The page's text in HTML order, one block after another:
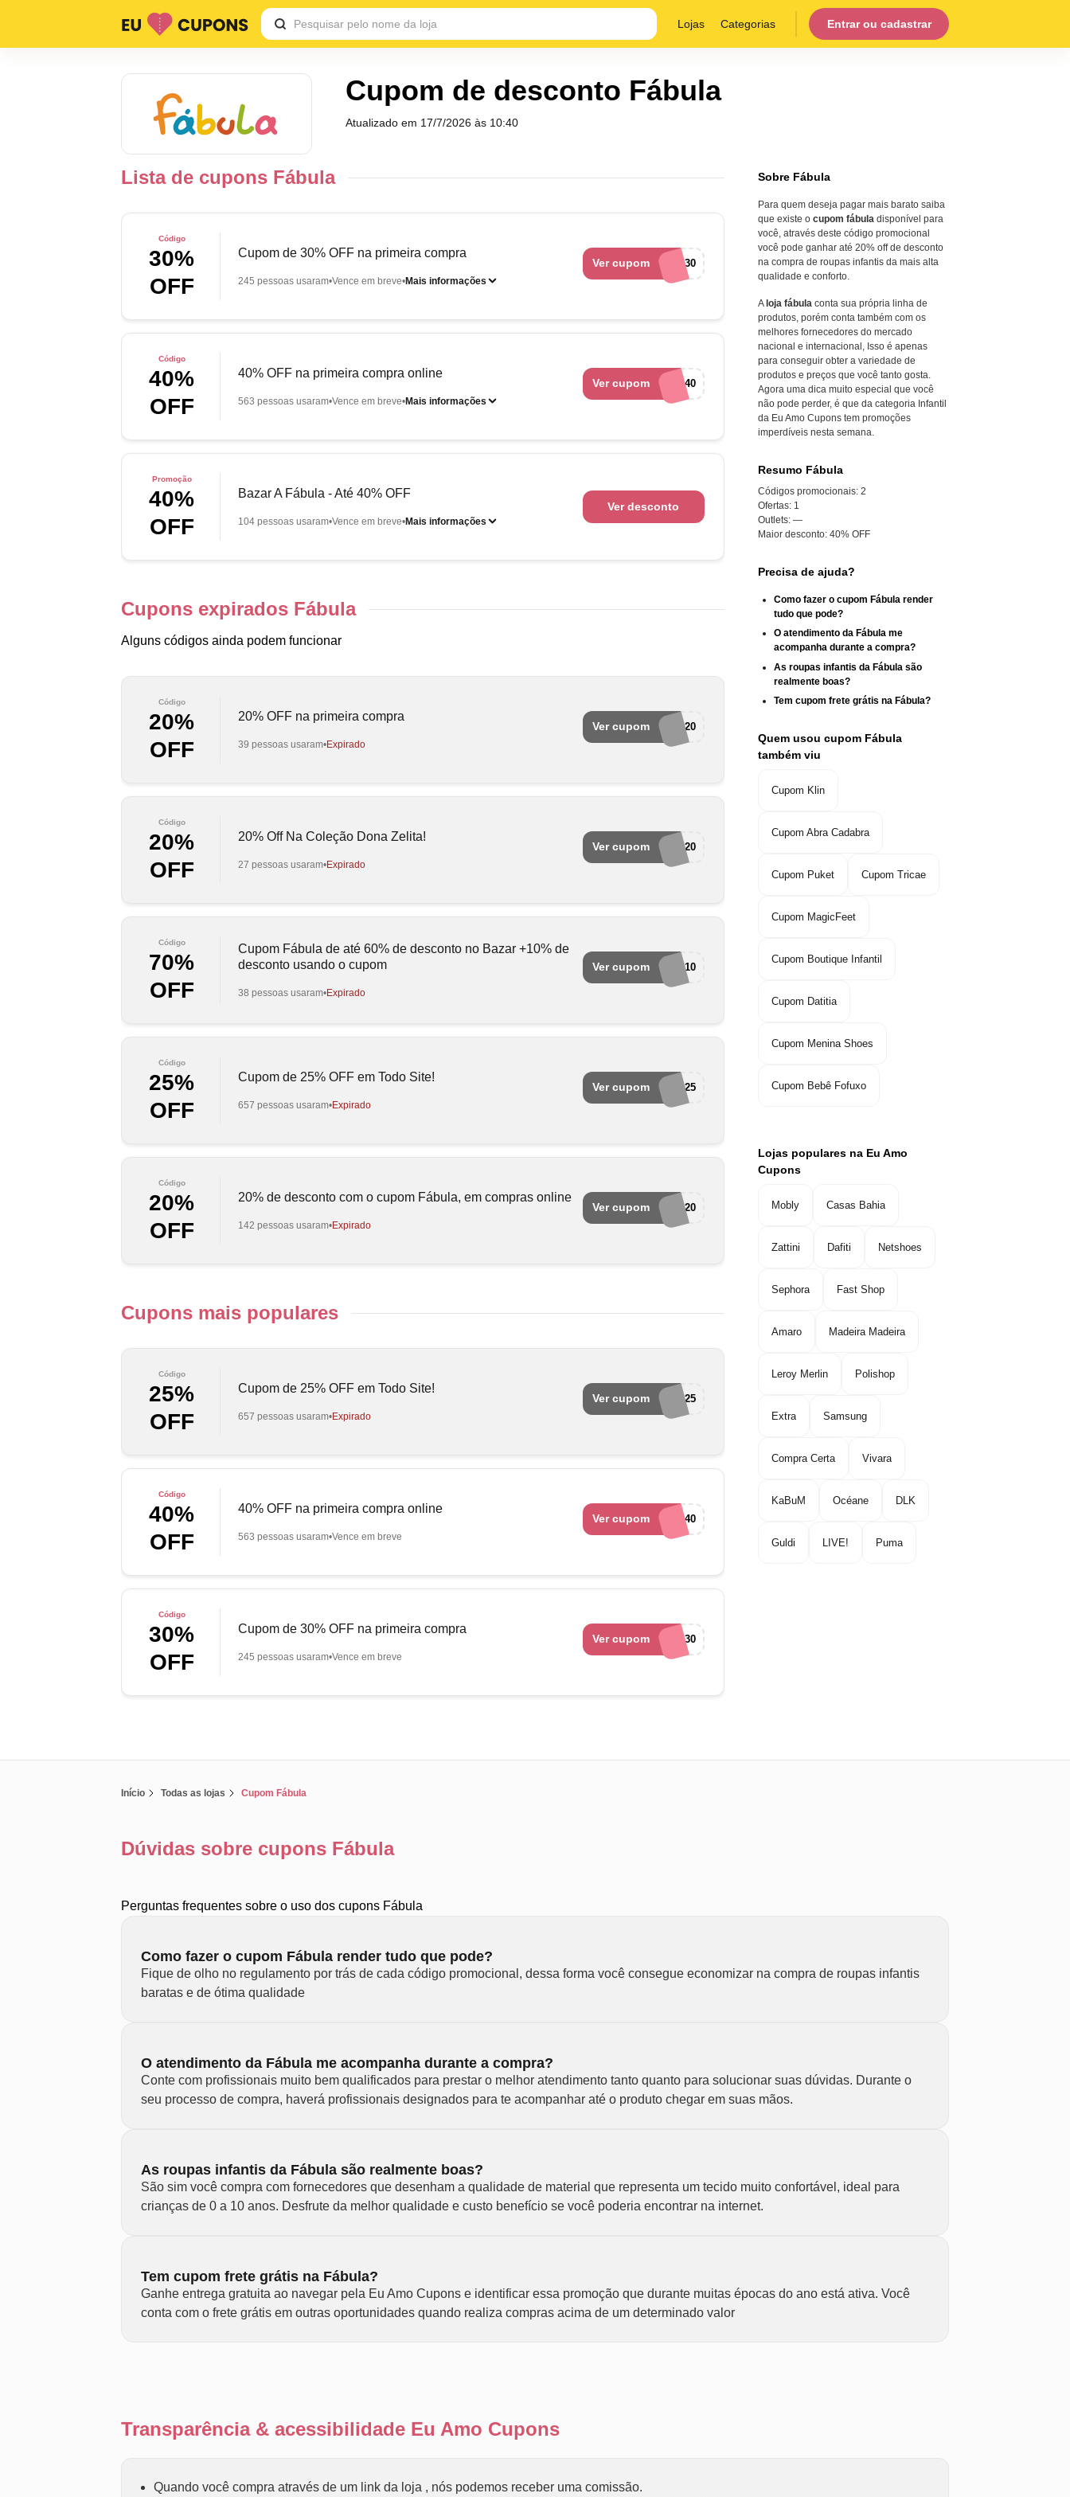
Lojas Categorias Entrar ou cadastrar
Cupom de desconto Fábula
Atualizado em 17/7/2026 às 10:40
Lista de cupons Fábula
Código
30%
OFF
Cupom de 30% OFF na primeira compra
245 pessoas usaram Vence em breve Mais informações
Ver cupom OLA30
Código
40%
OFF
40% OFF na primeira compra online
563 pessoas usaram Vence em breve Mais informações
Ver cupom ola40
Promoção
40%
OFF
Bazar A Fábula - Até 40% OFF
104 pessoas usaram Vence em breve Mais informações
Ver desconto
Cupons expirados Fábula
Alguns códigos ainda podem funcionar
Código
20%
OFF
20% OFF na primeira compra
39 pessoas usaram Expirado
Ver cupom OLA20
Código
20%
OFF
20% Off Na Coleção Dona Zelita!
27 pessoas usaram Expirado
Ver cupomQUERO20
Código
70%
OFF
Cupom Fábula de até 60% de desconto no Bazar +10% de
desconto usando o cupom
38 pessoas usaram Expirado
Ver cupom MAIS10
Código
25%
OFF
Cupom de 25% OFF em Todo Site!
657 pessoas usaram Expirado
Ver cupom OLA25
Código
20%
OFF
20% de desconto com o cupom Fábula, em compras online
142 pessoas usaram Expirado
Ver cupom OLA20
Cupons mais populares
Código
25%
OFF
Cupom de 25% OFF em Todo Site!
657 pessoas usaram Expirado
Ver cupom OLA25
Código
40%
OFF
40% OFF na primeira compra online
563 pessoas usaram Vence em breve
Ver cupom ola40
Código
30%
OFF
Cupom de 30% OFF na primeira compra
245 pessoas usaram Vence em breve
Ver cupom OLA30
Sobre Fábula
Para quem deseja pagar mais barato saiba
que existe o cupom fábula disponível para
você, através deste código promocional
você pode ganhar até 20% off de desconto
na compra de roupas infantis da mais alta
qualidade e conforto.
A loja fábula conta sua própria linha de
produtos, porém conta também com os
melhores fornecedores do mercado
nacional e internacional, Isso é apenas
para conseguir obter a variedade de
produtos e preços que você tanto gosta.
Agora uma dica muito especial que você
não pode perder, é que da categoria Infantil
da Eu Amo Cupons tem promoções
imperdíveis nesta semana.
Resumo Fábula
Códigos promocionais: 2
Ofertas: 1
Outlets: —
Maior desconto: 40% OFF
Precisa de ajuda?
Como fazer o cupom Fábula render
tudo que pode?
O atendimento da Fábula me
acompanha durante a compra?
As roupas infantis da Fábula são
realmente boas?
Tem cupom frete grátis na Fábula?
Quem usou cupom Fábula
também viu
Cupom Klin
Cupom Abra Cadabra
Cupom Puket Cupom Tricae
Cupom MagicFeet
Cupom Boutique Infantil
Cupom Datitia
Cupom Menina Shoes
Cupom Bebê Fofuxo
Lojas populares na Eu Amo
Cupons
Mobly Casas Bahia
Zattini Dafiti Netshoes
Sephora Fast Shop
Amaro Madeira Madeira
Leroy Merlin Polishop
Extra Samsung
Compra Certa Vivara
KaBuM Océane DLK
Guldi LIVE! Puma
Início Todas as lojas Cupom Fábula
Dúvidas sobre cupons Fábula
Perguntas frequentes sobre o uso dos cupons Fábula
Como fazer o cupom Fábula render tudo que pode?
Fique de olho no regulamento por trás de cada código promocional, dessa forma você consegue economizar na compra de roupas infantis
baratas e de ótima qualidade
O atendimento da Fábula me acompanha durante a compra?
Conte com profissionais muito bem qualificados para prestar o melhor atendimento tanto quanto para solucionar suas dúvidas. Durante o
seu processo de compra, haverá profissionais designados para te acompanhar até o produto chegar em suas mãos.
As roupas infantis da Fábula são realmente boas?
São sim você compra com fornecedores que desenham a qualidade de material que representa um tecido muito confortável, ideal para
crianças de 0 a 10 anos. Desfrute da melhor qualidade e custo benefício se você poderia encontrar na internet.
Tem cupom frete grátis na Fábula?
Ganhe entrega gratuita ao navegar pela Eu Amo Cupons e identificar essa promoção que durante muitas épocas do ano está ativa. Você
conta com o frete grátis em outras oportunidades quando realiza compras acima de um determinado valor
Transparência & acessibilidade Eu Amo Cupons
Quando você compra através de um link da loja , nós podemos receber uma comissão.